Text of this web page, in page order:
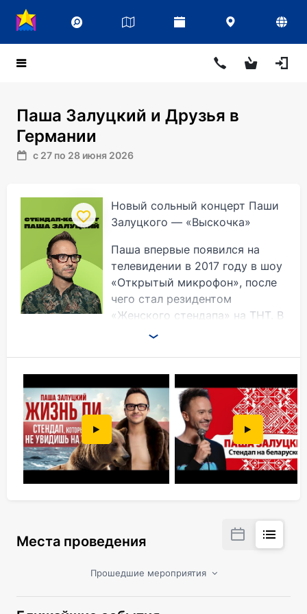
Паша Залуцкий и Друзья в
Германии
с 27 по 28 июня 2026
Новый сольный концерт Паши
Залуцкого — «Выскочка»
Паша впервые появился на
телевидении в 2017 году в шоу
«Открытый микрофон», после
чего стал резидентом
«Женского стендапа» на ТНТ. В
2024 году его концерт «Жизнь
газета» включила в число лучших стендапов
года.
«Выскочка» — это новое стендап-шоу о
принятии себя, абсурде индустрии красоты,
отношениях и личных границах. Живой, прямой
Места проведения
Прошедшие мероприятия